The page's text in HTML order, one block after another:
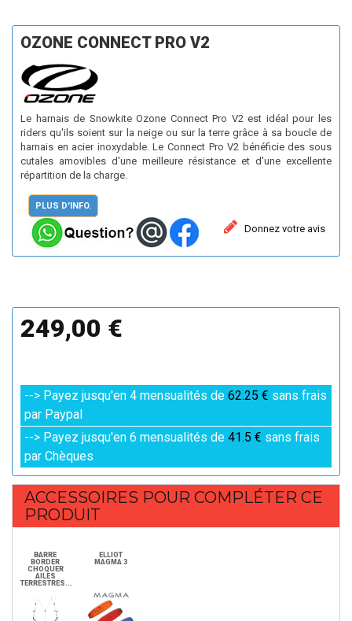
OZONE CONNECT PRO V2
Le harnais de Snowkite Ozone Connect Pro V2 est idéal pour les
riders qu'ils soient sur la neige ou sur la terre grâce à sa boucle de
harnais en acier inoxydable. Le Connect Pro V2 bénéficie des sous
cutales amovibles d'une meilleure résistance et d'une excellente
répartition de la charge.
PLUS D'INFO.
Donnez votre avis
249,00 €
--> Payez jusqu'en 4 mensualités de 62.25 € sans frais
par Paypal
--> Payez jusqu'en 6 mensualités de 41.5 € sans frais
par Chèques
ACCESSOIRES POUR COMPLÉTER CE
PRODUIT
BARRE
BORDER
CHOQUER
AILES
TERRESTRES...
ELLIOT
MAGMA 3